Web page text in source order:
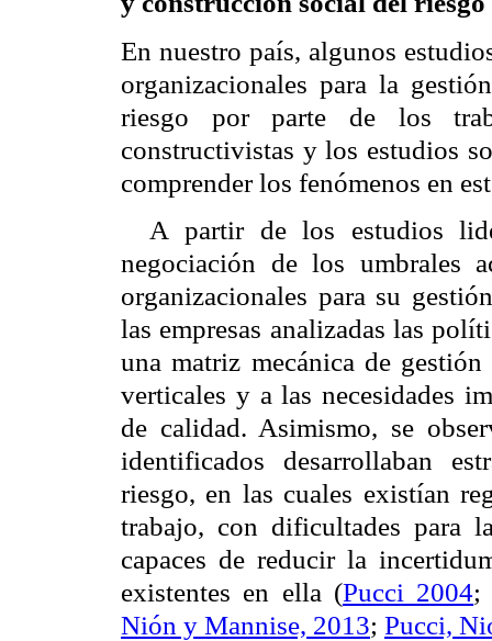
En nuestro país, algunos
organizacionales para la
riesgo por parte de los
constructivistas y los estudios
comprender los fenómenos en
A partir de los estudios
negociación de los umbrales
organizacionales para su
las empresas analizadas las
una matriz mecánica de
verticales y a las necesidades
de calidad. Asimismo, se
identificados desarrollaban
riesgo, en las cuales existían
trabajo, con dificultades para
capaces de reducir la
existentes en ella (Pucci 2004
Nión y Mannise, 2013; Pucci,